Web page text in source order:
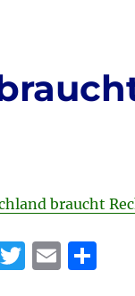
braucht
T E T